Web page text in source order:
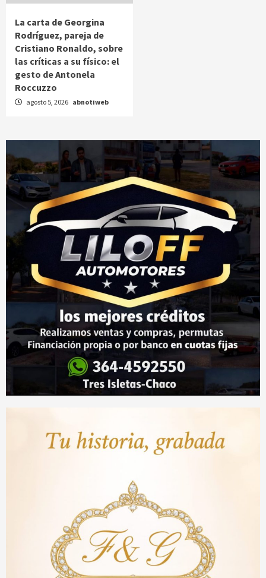
La carta de Georgina
Rodríguez, pareja de
Cristiano Ronaldo, sobre
las críticas a su físico: el
gesto de Antonela
Roccuzzo
agosto 5, 2026 abnotiweb